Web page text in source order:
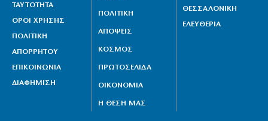
ΤΑΥΤΟΤΗΤΑ
ΟΡΟΙ ΧΡΗΣΗΣ
ΠΟΛΙΤΙΚΗ
ΑΠΟΡΡΗΤΟΥ
ΕΠΙΚΟΙΝΩΝΙΑ
ΔΙΑΦΗΜΙΣΗ
ΠΟΛΙΤΙΚΗ
ΑΠΟΨΕΙΣ
ΚΟΣΜΟΣ
ΠΡΩΤΟΣΕΛΙΔΑ
ΟΙΚΟΝΟΜΙΑ
Η ΘΕΣΗ ΜΑΣ
ΘΕΣΣΑΛΟΝΙΚΗ
ΕΛΕΥΘΕΡΙΑ